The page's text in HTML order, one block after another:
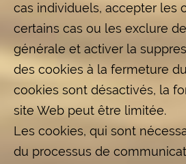
cas individuels, accepter les
certains cas ou les exclure
générale et activer la
des cookies à la fermeture
cookies sont désactivés, la
site Web peut être limitée.
Les cookies, qui sont
du processus de